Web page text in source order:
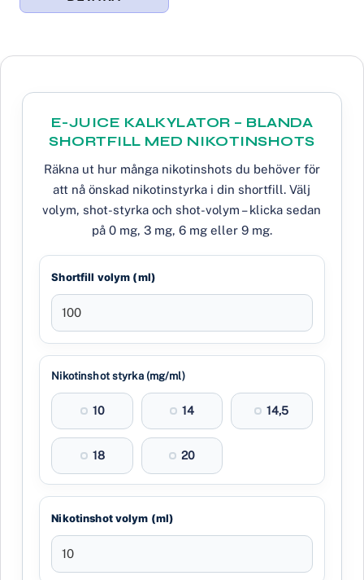
E-JUICE KALKYLATOR – BLANDA
SHORTFILL MED NIKOTINSHOTS
Räkna ut hur många nikotinshots du behöver för
att nå önskad nikotinstyrka i din shortfill. Välj
volym, shot-styrka och shot-volym – klicka sedan
på 0 mg, 3 mg, 6 mg eller 9 mg.
Shortfill volym (ml)
Nikotinshot styrka (mg/ml)
10 14 14,5
18 20
Nikotinshot volym (ml)